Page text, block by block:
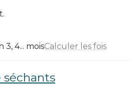
3, 4... moisCalculer les fois
séchants